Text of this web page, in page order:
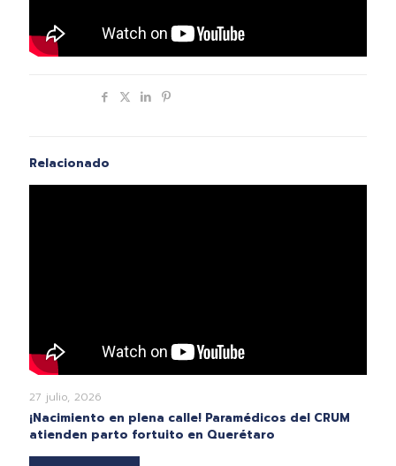
Relacionado
27 julio, 2026
¡Nacimiento en plena calle! Paramédicos del CRUM
atienden parto fortuito en Querétaro